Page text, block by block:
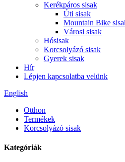
Kerékpáros sisak
Úti sisak
Mountain Bike
Városi sisak
Hósisak
Korcsolyázó sisak
Gyerek sisak
Hír
Lépjen kapcsolatba velünk
English
Otthon
Termékek
Korcsolyázó sisak
Kategóriák